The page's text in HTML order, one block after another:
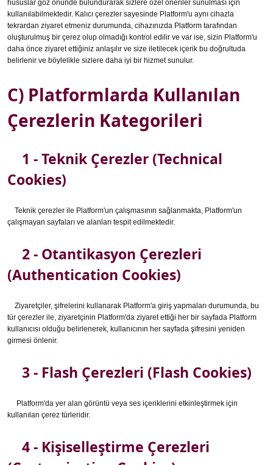
hususlar göz önünde bulundurarak sizlere özel öneriler sunulması için
kullanılabilmektedir. Kalıcı çerezler sayesinde Platform'u aynı cihazla
tekrardan ziyaret etmeniz durumunda, cihazınızda Platform tarafından
oluşturulmuş bir çerez olup olmadığı kontrol edilir ve var ise, sizin Platform'u
daha önce ziyaret ettiğiniz anlaşılır ve size iletilecek içerik bu doğrultuda
belirlenir ve böylelikle sizlere daha iyi bir hizmet sunulur.
C) Platformlarda Kullanılan
Çerezlerin Kategorileri
1 - Teknik Çerezler (Technical
Cookies)
Teknik çerezler ile Platform'un çalışmasının sağlanmakta, Platform'un
çalışmayan sayfaları ve alanları tespit edilmektedir.
2 - Otantikasyon Çerezleri
(Authentication Cookies)
Ziyaretçiler, şifrelerini kullanarak Platform'a giriş yapmaları durumunda, bu
tür çerezler ile, ziyaretçinin Platform'da ziyaret ettiği her bir sayfada Platform
kullanıcısı olduğu belirlenerek, kullanıcının her sayfada şifresini yeniden
girmesi önlenir.
3 - Flash Çerezleri (Flash Cookies)
Platform'da yer alan görüntü veya ses içeriklerini etkinleştirmek için
kullanılan çerez türleridir.
4 - Kişiselleştirme Çerezleri